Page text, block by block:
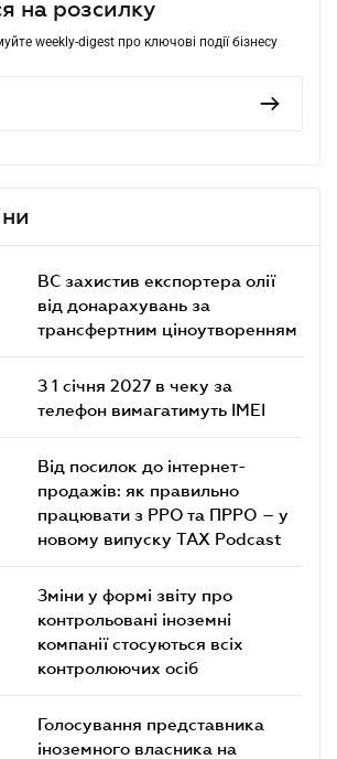
на розсилку
weekly-digest про ключові події бізнесу
ВС захистив експортера олії
від донарахувань за
трансфертним ціноутворенням
З 1 січня 2027 в чеку за
телефон вимагатимуть IMEI
Від посилок до інтернет-
продажів: як правильно
працювати з РРО та ПРРО – у
новому випуску TAX Podcast
Зміни у формі звіту про
контрольовані іноземні
компанії стосуються всіх
контролюючих осіб
Голосування представника
іноземного власника на